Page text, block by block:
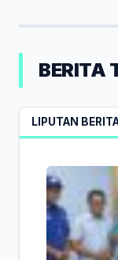
BERITA
LIPUTAN